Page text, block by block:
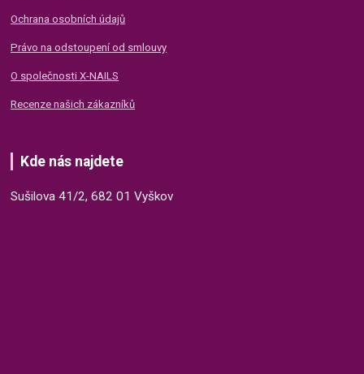
Ochrana osobních údajů
Právo na odstoupení od smlouvy
O společnosti X-NAILS
Recenze našich zákazníků
Kde nás najdete
Sušilova 41/2, 682 01 Vyškov